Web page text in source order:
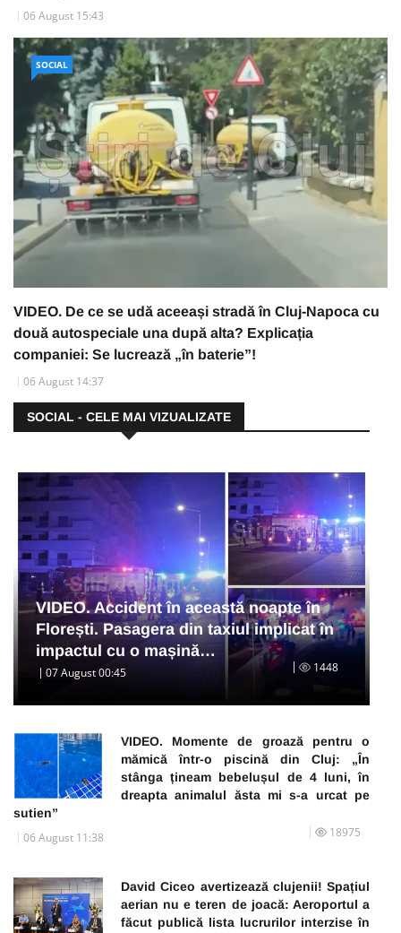
06 August 15:43
SOCIAL
VIDEO. De ce se udă aceeași stradă în Cluj-Napoca cu
două autospeciale una după alta? Explicația
companiei: Se lucrează „în baterie”!
06 August 14:37
SOCIAL - CELE MAI VIZUALIZATE
VIDEO. Accident în această noapte în
Florești. Pasagera din taxiul implicat în
impactul cu o mașină…
07 August 00:45 1448
VIDEO. Momente de groază pentru o
mămică într-o piscină din Cluj: „În
stânga țineam bebelușul de 4 luni, în
dreapta animalul ăsta mi s-a urcat pe
sutien”
06 August 11:38 18975
David Ciceo avertizează clujenii! Spațiul
aerian nu e teren de joacă: Aeroportul a
făcut publică lista lucrurilor interzise în